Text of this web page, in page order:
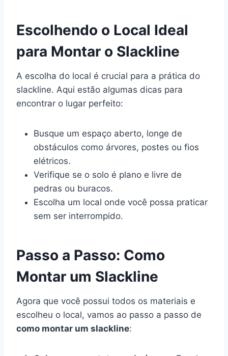
Escolhendo o Local Ideal
para Montar o Slackline
A escolha do local é crucial para a prática do
slackline. Aqui estão algumas dicas para
encontrar o lugar perfeito:
Busque um espaço aberto, longe de
obstáculos como árvores, postes ou fios
elétricos.
Verifique se o solo é plano e livre de
pedras ou buracos.
Escolha um local onde você possa praticar
sem ser interrompido.
Passo a Passo: Como
Montar um Slackline
Agora que você possui todos os materiais e
escolheu o local, vamos ao passo a passo de
como montar um slackline: